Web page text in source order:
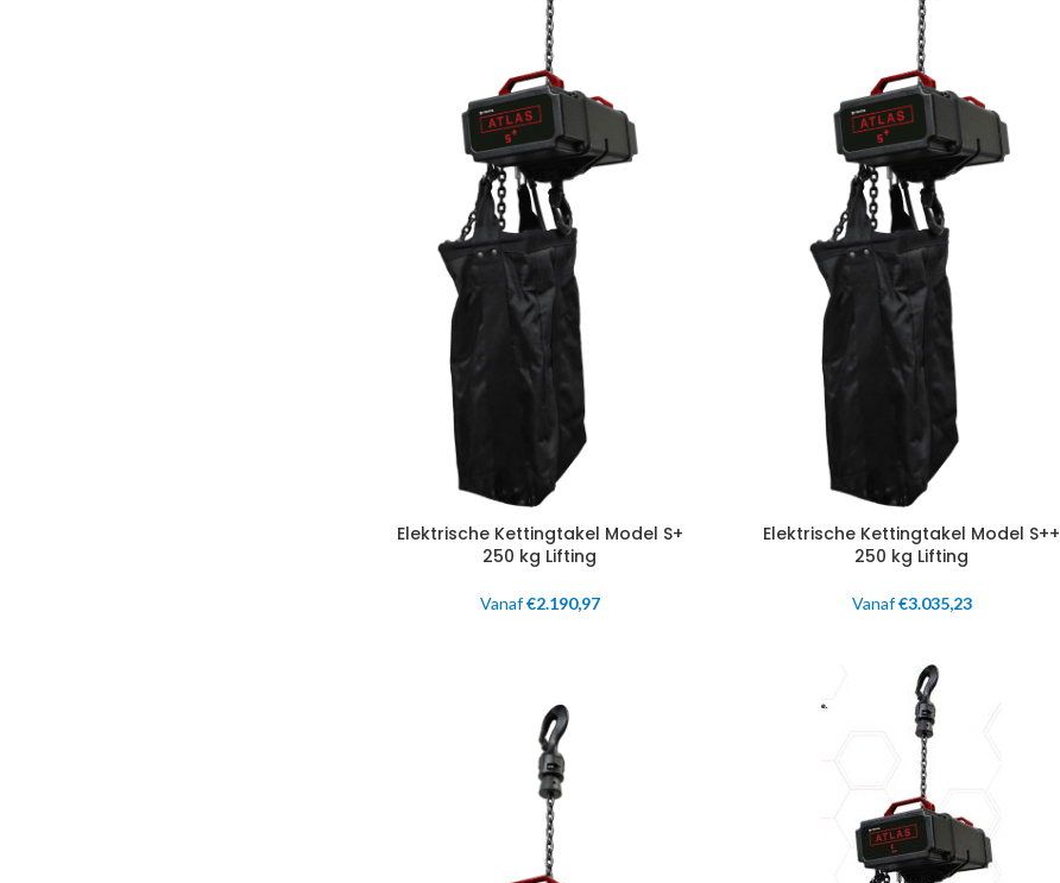
Elektrische Kettingtakel Model S+
250 kg Lifting
Vanaf€2.190,97
Elektrische Kettingtakel Model S++
250 kg Lifting
Vanaf€3.035,23